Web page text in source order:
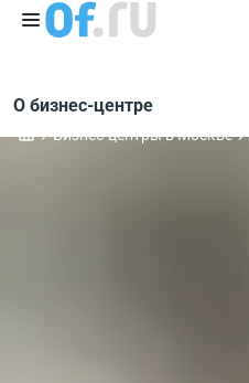
О бизнес-центре
Бизнес-центры в Москве